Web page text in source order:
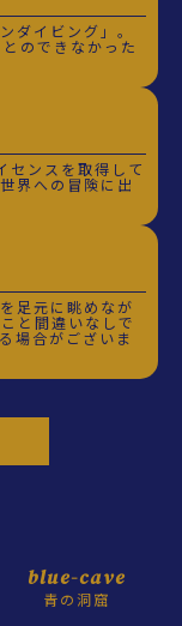
ダイビング」。
のできなかった
センスを取得して
界への冒険に出
足元に眺めなが
と間違いなしで
場合がございま
blue-cave
青の洞窟